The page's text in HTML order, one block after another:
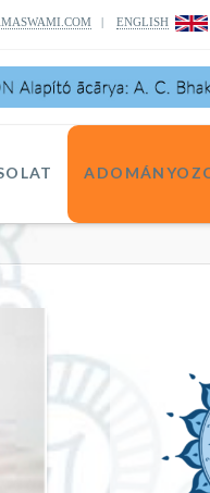
| ENGLISH